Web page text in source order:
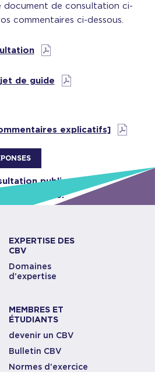
document de consultation ci-
commentaires ci-dessous.
de guide
explicatifs]
publique se
2025.
EXPERTISE DES
CBV
Domaines
d’expertise
MEMBRES ET
ÉTUDIANTS
devenir un CBV
Bulletin CBV
Normes d’exercice